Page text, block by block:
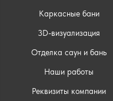
Каркасные бани
3D-визуализация
Отделка саун и бань
Наши работы
Реквизиты компании